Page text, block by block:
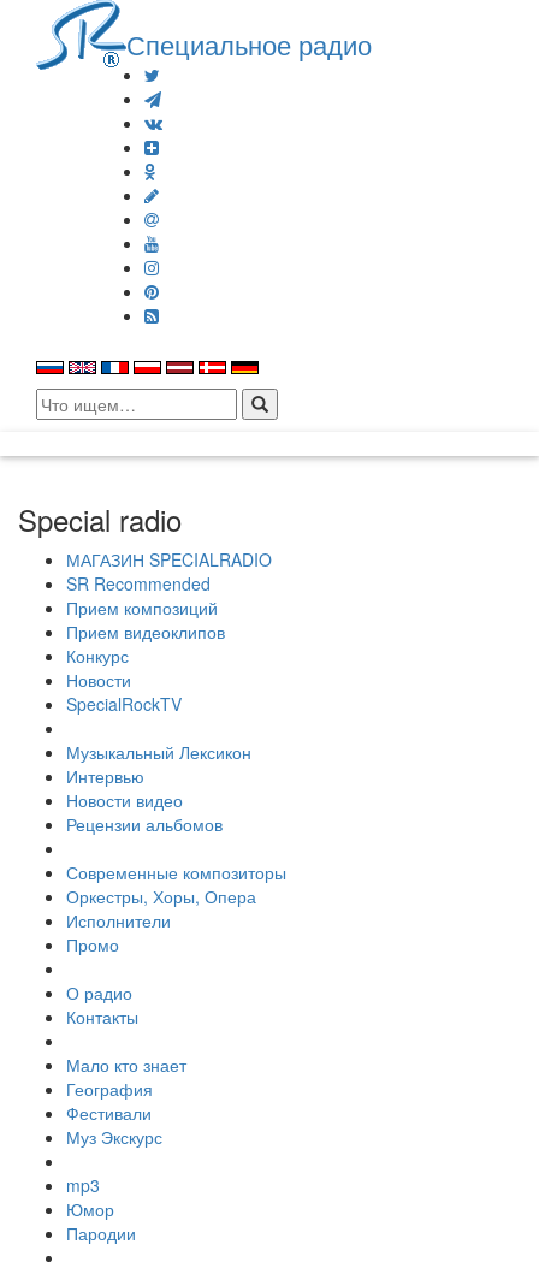
Специальное радио
Search
for:
Special radio
МАГАЗИН SPECIALRADIO
SR Recommended
Прием композиций
Прием видеоклипов
Конкурс
Новости
SpecialRockTV
Музыкальный Лексикон
Интервью
Новости видео
Рецензии альбомов
Современные композиторы
Оркестры, Хоры, Опера
Исполнители
Промо
О радио
Контакты
Мало кто знает
География
Фестивали
Муз Экскурс
mp3
Юмор
Пародии